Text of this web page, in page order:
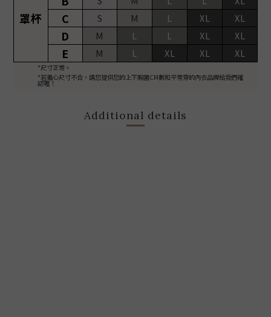
罩杯 C S M L XL XL
D M L L XL XL
E M L XL XL XL
*尺寸正常。
*若擔心尺寸不合，請您提供您的上下胸圍CM數和平常穿的內衣品牌給我們確
認喔！
Additional details